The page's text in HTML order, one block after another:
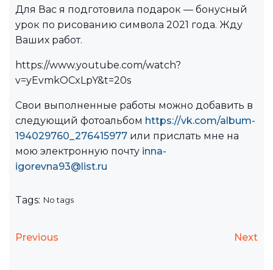
Для Вас я подготовила подарок — бонусный
урок по рисованию символа 2021 года. Жду
Ваших работ.
https://www.youtube.com/watch?
v=yEvmkOCxLpY&t=20s
Свои выполненные работы можно добавить в
следующий фотоальбом https://vk.com/album-
194029760_276415977 или прислать мне на
мою электронную почту inna-
igorevna93@list.ru
Tags: No tags
Previous Next